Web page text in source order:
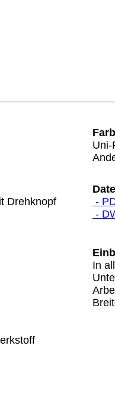
Drehknopf
Uni-
-
-
In